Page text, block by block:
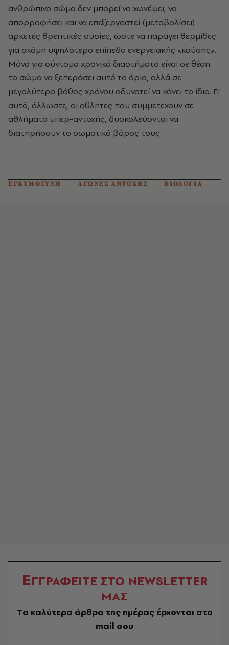
ανθρώπινο σώμα δεν μπορεί να χωνέψει, να
απορροφήσει και να επεξεργαστεί (μεταβολίσει)
αρκετές θρεπτικές ουσίες, ώστε να παράγει θερμίδες
για ακόμη υψηλότερο επίπεδο ενεργειακής «καύσης».
Μόνο για σύντομα χρονικά διαστήματα είναι σε θέση
το σώμα να ξεπεράσει αυτό το όριο, αλλά σε
μεγαλύτερο βάθος χρόνου αδυνατεί να κάνει το ίδιο. Γι'
αυτό, άλλωστε, οι αθλητές που συμμετέχουν σε
αθλήματα υπερ-αντοχής, δυσκολεύονται να
διατηρήσουν το σωματικό βάρος τους.
ΕΓΚΥΜΟΣΥΝΗ ΑΓΩΝΕΣ ΑΝΤΟΧΗΣ ΒΙΟΛΟΓΙΑ
ΕΓΓΡΑΦΕΙΤΕ ΣΤΟ NEWSLETTER
ΜΑΣ
Tα καλύτερα άρθρα της ημέρας έρχονται στο
mail σου